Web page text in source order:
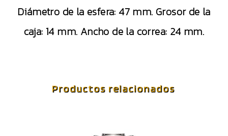
Diámetro de la esfera: 47 mm. Grosor de la
caja: 14 mm. Ancho de la correa: 24 mm.
Productos relacionados